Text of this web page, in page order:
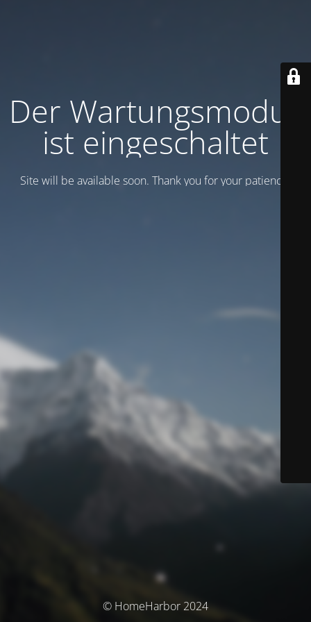
Der Wartungsmodus
ist eingeschaltet
Site will be available soon. Thank you for your patience!
© HomeHarbor 2024